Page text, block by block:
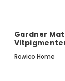
Gardner
Rowico Home